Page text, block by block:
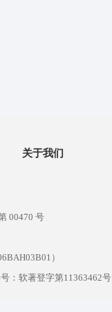
关于我们
00470 号
）
：软著登字第11363462号